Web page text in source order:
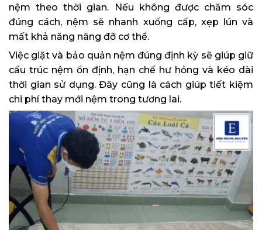
nệm theo thời gian. Nếu không được chăm sóc
đúng cách, nệm sẽ nhanh xuống cấp, xẹp lún và
mất khả năng nâng đỡ cơ thể.
Việc giặt và bảo quản nệm đúng định kỳ sẽ giúp giữ
cấu trúc nệm ổn định, hạn chế hư hỏng và kéo dài
thời gian sử dụng. Đây cũng là cách giúp tiết kiệm
chi phí thay mới nệm trong tương lai.